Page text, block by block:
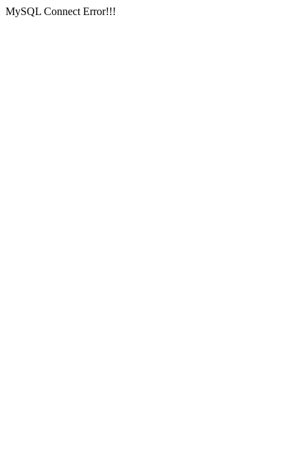
MySQL Connect Error!!!